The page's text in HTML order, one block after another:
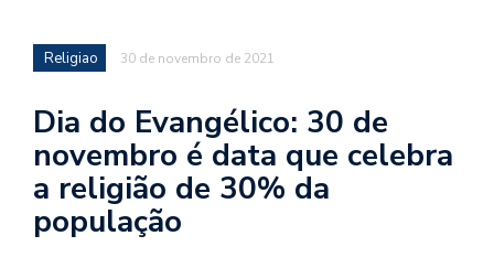
Religiao 30 de novembro de 2021
Dia do Evangélico: 30 de
novembro é data que celebra
a religião de 30% da
população